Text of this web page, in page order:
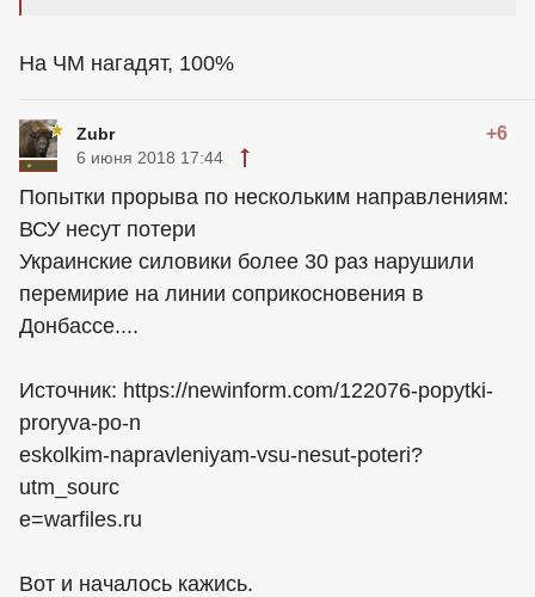
На ЧМ нагадят, 100%
Zubr +6
6 июня 2018 17:44
Попытки прорыва по нескольким направлениям:
ВСУ несут потери
Украинские силовики более 30 раз нарушили
перемирие на линии соприкосновения в
Донбассе....
Источник: https://newinform.com/122076-popytki-
proryva-po-n
eskolkim-napravleniyam-vsu-nesut-poteri?
utm_sourc
e=warfiles.ru
Вот и началось кажись.